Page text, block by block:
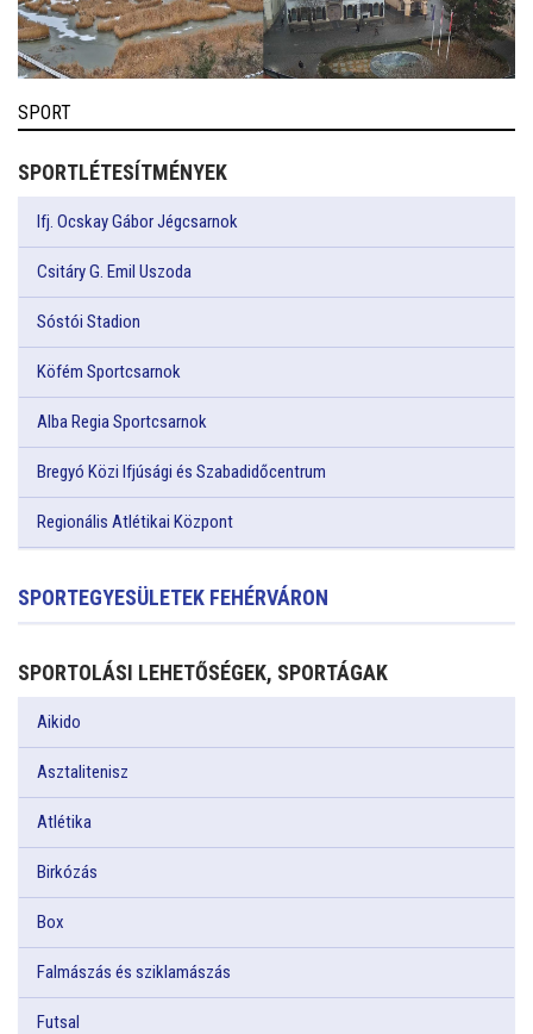
SPORT
SPORTLÉTESÍTMÉNYEK
Ifj. Ocskay Gábor Jégcsarnok
Csitáry G. Emil Uszoda
Sóstói Stadion
Köfém Sportcsarnok
Alba Regia Sportcsarnok
Bregyó Közi Ifjúsági és Szabadidőcentrum
Regionális Atlétikai Központ
SPORTEGYESÜLETEK FEHÉRVÁRON
SPORTOLÁSI LEHETŐSÉGEK, SPORTÁGAK
Aikido
Asztalitenisz
Atlétika
Birkózás
Box
Falmászás és sziklamászás
Futsal